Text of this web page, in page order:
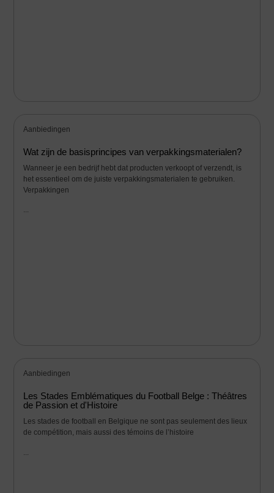
Aanbiedingen
Wat zijn de basisprincipes van verpakkingsmaterialen?
Wanneer je een bedrijf hebt dat producten verkoopt of verzendt, is
het essentieel om de juiste verpakkingsmaterialen te gebruiken.
Verpakkingen
...
Aanbiedingen
Les Stades Emblématiques du Football Belge : Théâtres
de Passion et d'Histoire
Les stades de football en Belgique ne sont pas seulement des lieux
de compétition, mais aussi des témoins de l’histoire